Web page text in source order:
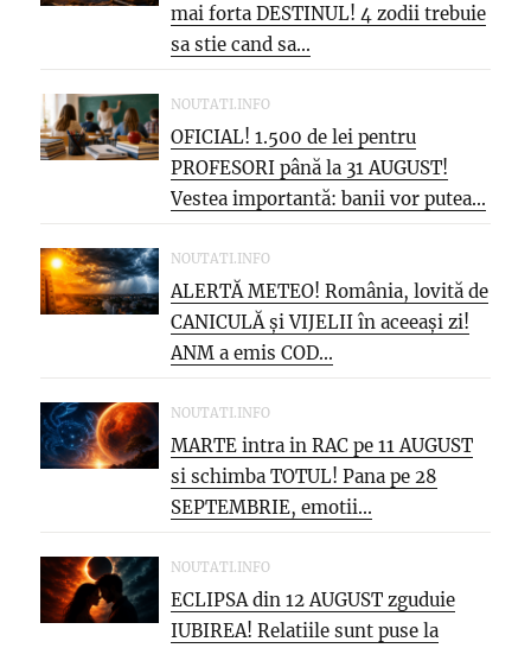
mai forta DESTINUL! 4 zodii trebuie
sa stie cand sa...
NOUTATI.INFO
OFICIAL! 1.500 de lei pentru
PROFESORI până la 31 AUGUST!
Vestea importantă: banii vor putea...
NOUTATI.INFO
ALERTĂ METEO! România, lovită de
CANICULĂ și VIJELII în aceeași zi!
ANM a emis COD...
NOUTATI.INFO
MARTE intra in RAC pe 11 AUGUST
si schimba TOTUL! Pana pe 28
SEPTEMBRIE, emotii...
NOUTATI.INFO
ECLIPSA din 12 AUGUST zguduie
IUBIREA! Relatiile sunt puse la